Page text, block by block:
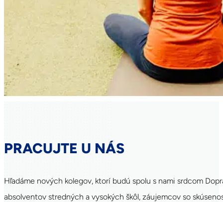
PRACUJTE U NÁS
Hľadáme nových kolegov, ktorí budú spolu s nami srdcom
absolventov stredných a vysokých škôl, záujemcov so